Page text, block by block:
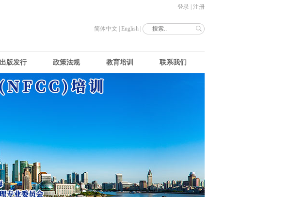
登录 注册
简体中文 English
出版发行 政策法规 教育培训 联系我们